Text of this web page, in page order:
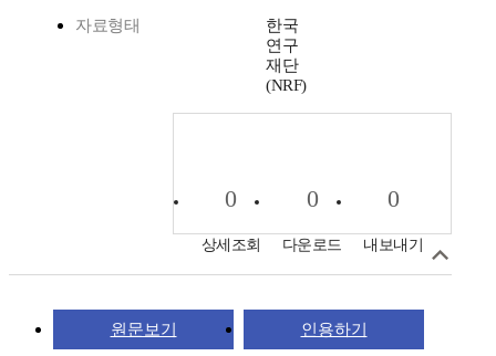
자료형태
한국
연구
재단
(NRF)
0
상세조회
0
다운로드
0
내보내기
원문보기 인용하기